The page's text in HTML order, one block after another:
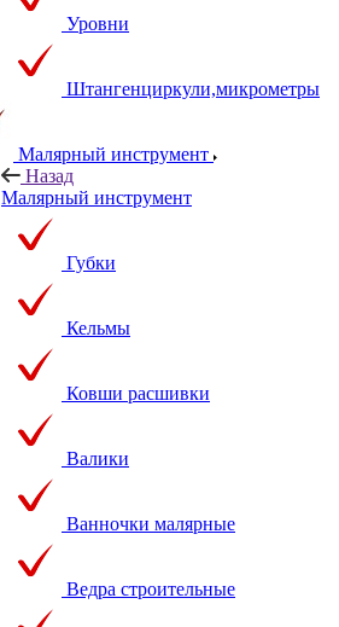
Уровни
Штангенциркули,микрометры
Малярный инструмент
Назад
Малярный инструмент
Губки
Кельмы
Ковши расшивки
Валики
Ванночки малярные
Ведра строительные